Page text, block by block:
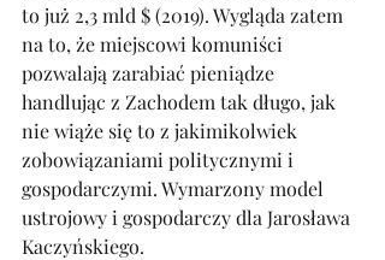
to już 2,3 mld $ (2019). Wygląda zatem
na to, że miejscowi komuniści
pozwalają zarabiać pieniądze
handlując z Zachodem tak długo, jak
nie wiąże się to z jakimikolwiek
zobowiązaniami politycznymi i
gospodarczymi. Wymarzony model
ustrojowy i gospodarczy dla Jarosława
Kaczyńskiego.